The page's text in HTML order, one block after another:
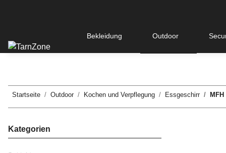
Bekleidung Outdoor
Startseite Outdoor Kochen und Verpflegung Essgeschirr
Kategorien